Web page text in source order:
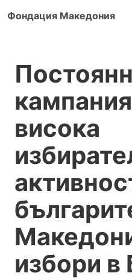
Фондация Македония
висока
избори в